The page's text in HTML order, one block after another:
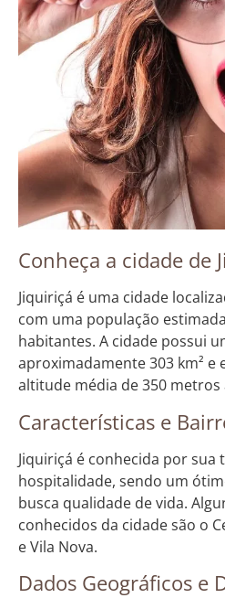
Conheça a cidade de
Jiquiriçá é uma cidade
com uma população
habitantes. A cidade possui
aproximadamente 303 km² e
altitude média de 350
Características e
Jiquiriçá é conhecida por sua
hospitalidade, sendo um
busca qualidade de vida.
conhecidos da cidade são o
e Vila Nova.
Dados Geográficos e